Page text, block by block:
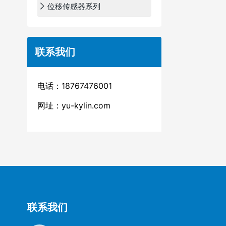
位移传感器系列
联系我们
电话：18767476001
网址： yu-kylin.com
联系我们